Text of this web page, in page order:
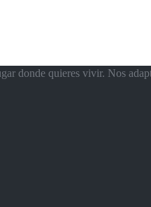
donde quieres vivir. Nos